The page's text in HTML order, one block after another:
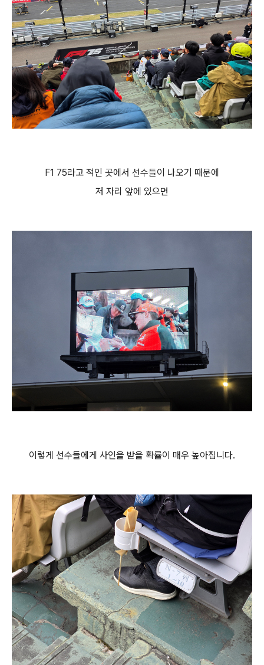
F1 75라고 적인 곳에서 선수들이 나오기 때문에
저 자리 앞에 있으면
이렇게 선수들에게 사인을 받을 확률이 매우 높아집니다.